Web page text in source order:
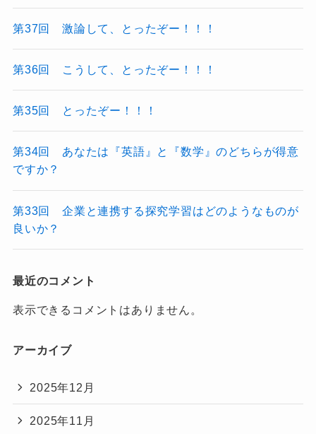
第37回 激論して、とったぞー！！！
第36回 こうして、とったぞー！！！
第35回 とったぞー！！！
第34回 あなたは『英語』と『数学』のどちらが得意
ですか？
第33回 企業と連携する探究学習はどのようなものが
良いか？
最近のコメント
表示できるコメントはありません。
アーカイブ
2025年12月
2025年11月